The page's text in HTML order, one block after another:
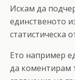
Искам да
единственото
статистическа
Ето например
да коментирам